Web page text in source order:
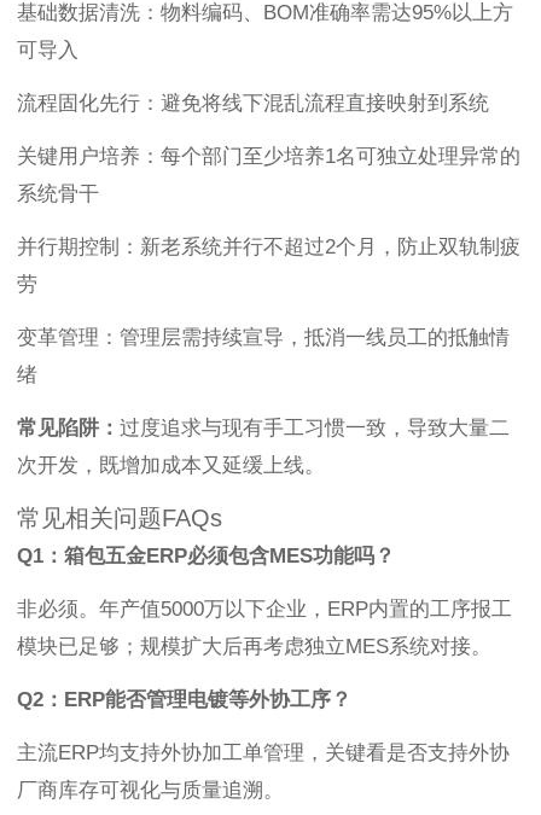
基础数据清洗：物料编码、BOM准确率需达95%以上方
可导入
流程固化先行：避免将线下混乱流程直接映射到系统
关键用户培养：每个部门至少培养1名可独立处理异常的
系统骨干
并行期控制：新老系统并行不超过2个月，防止双轨制疲
劳
变革管理：管理层需持续宣导，抵消一线员工的抵触情
绪
常见陷阱： 过度追求与现有手工习惯一致，导致大量二
次开发，既增加成本又延缓上线。
常见相关问题FAQs
Q1：箱包五金ERP必须包含MES功能吗？
非必须。年产值5000万以下企业，ERP内置的工序报工
模块已足够；规模扩大后再考虑独立MES系统对接。
Q2：ERP能否管理电镀等外协工序？
主流ERP均支持外协加工单管理，关键看是否支持外协
厂商库存可视化与质量追溯。